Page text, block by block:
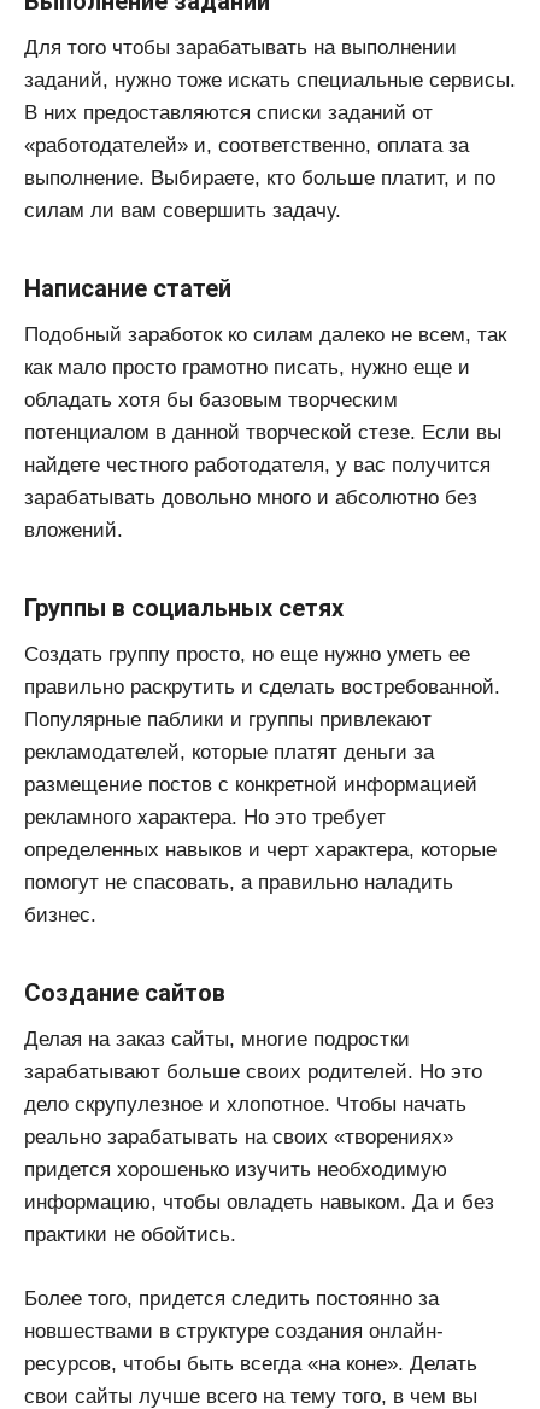
Для того чтобы зарабатывать на выполнении
заданий, нужно тоже искать специальные сервисы.
В них предоставляются списки заданий от
«работодателей» и, соответственно, оплата за
выполнение. Выбираете, кто больше платит, и по
силам ли вам совершить задачу.
Написание статей
Подобный заработок ко силам далеко не всем, так
как мало просто грамотно писать, нужно еще и
обладать хотя бы базовым творческим
потенциалом в данной творческой стезе. Если вы
найдете честного работодателя, у вас получится
зарабатывать довольно много и абсолютно без
вложений.
Группы в социальных сетях
Создать группу просто, но еще нужно уметь ее
правильно раскрутить и сделать востребованной.
Популярные паблики и группы привлекают
рекламодателей, которые платят деньги за
размещение постов с конкретной информацией
рекламного характера. Но это требует
определенных навыков и черт характера, которые
помогут не спасовать, а правильно наладить
бизнес.
Создание сайтов
Делая на заказ сайты, многие подростки
зарабатывают больше своих родителей. Но это
дело скрупулезное и хлопотное. Чтобы начать
реально зарабатывать на своих «творениях»
придется хорошенько изучить необходимую
информацию, чтобы овладеть навыком. Да и без
практики не обойтись.
Более того, придется следить постоянно за
новшествами в структуре создания онлайн-
ресурсов, чтобы быть всегда «на коне». Делать
свои сайты лучше всего на тему того, в чем вы